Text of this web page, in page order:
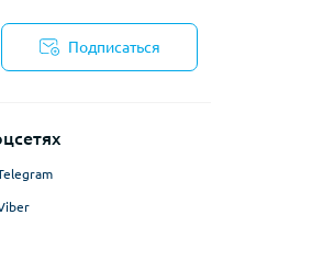
Подписаться